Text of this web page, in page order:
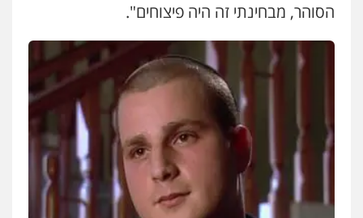
הסוהר, מבחינתי זה היה פיצוחים".